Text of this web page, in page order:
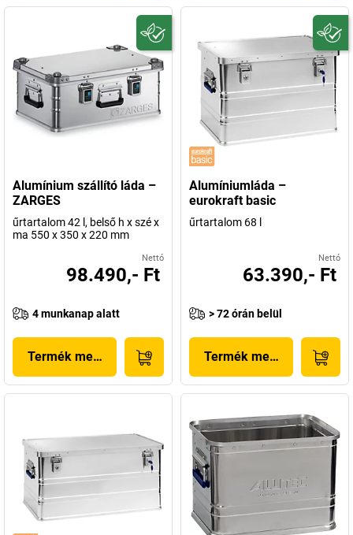
Alumínium szállító láda –
ZARGES
űrtartalom 42 l, belső h x szé x
ma 550 x 350 x 220 mm
Nettó
98.490,- Ft
4 munkanap alatt
Termék megjelenítése
Alumíniumláda –
eurokraft basic
űrtartalom 68 l
Nettó
63.390,- Ft
> 72 órán belül
Termék megjelenítése